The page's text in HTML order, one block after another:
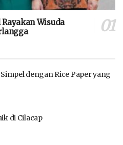
Wisuda
dengan Rice Paper yang
di Cilacap